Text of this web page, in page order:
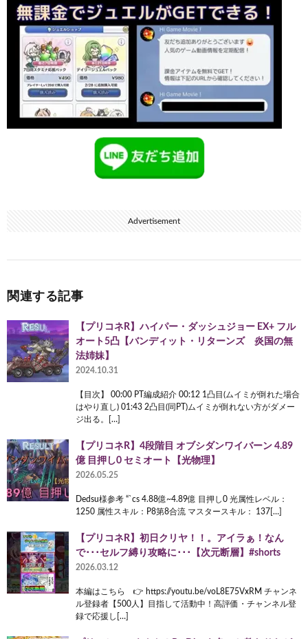
Advertisement
関連する記事
【プリコネR】ハイパー・ダッシュジョー EX+ フル
オート5凸【バンディット・リターンズ 炎国の無
法姉妹】
2024.10.31
【目次】 00:00 PT編成紹介 00:12 1凸目(ムイミが倒れた場合
はやり直し) 01:43 2凸目(同PT)ムイミが倒れない方がダメー
ジ出る。[…]
【プリコネR】4段階目 オブシダンワイバーン 4.89
億 目押し0 セミオート【光物理】
2026.05.25
Dedsu様参考 “`cs 4.88億~4.89億 目押し0 光属性レベル：
1250 属性スキル：P8第8合流 マスタースキル： 137[…]
【プリコネR】初日クリヤ！！。アイラぁ！なん
で･･･セルフ縛り攻略に･･･【次元断層】#shorts
2026.03.12
本編はこちら 👉 https://youtu.be/voL8E75VxRM チャンネ
ル登録者【500人】目指して活動中！高評価・チャンネル登
録で応援し[…]